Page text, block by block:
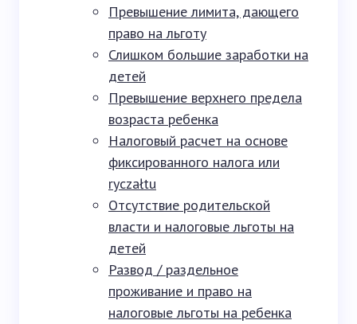
Превышение лимита, дающего
право на льготу
Слишком большие заработки на
детей
Превышение верхнего предела
возраста ребенка
Налоговый расчет на основе
фиксированного налога или
ryczałtu
Отсутствие родительской
власти и налоговые льготы на
детей
Развод / раздельное
проживание и право на
налоговые льготы на ребенка